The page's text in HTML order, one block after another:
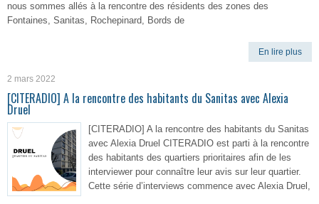
nous sommes allés à la rencontre des résidents des zones des
Fontaines, Sanitas, Rochepinard, Bords de
En lire plus
2 mars 2022
[CITERADIO] A la rencontre des habitants du Sanitas avec Alexia
Druel
[CITERADIO] A la rencontre des habitants du Sanitas
avec Alexia Druel CITERADIO est parti à la rencontre
des habitants des quartiers prioritaires afin de les
interviewer pour connaître leur avis sur leur quartier.
Cette série d’interviews commence avec Alexia Druel,